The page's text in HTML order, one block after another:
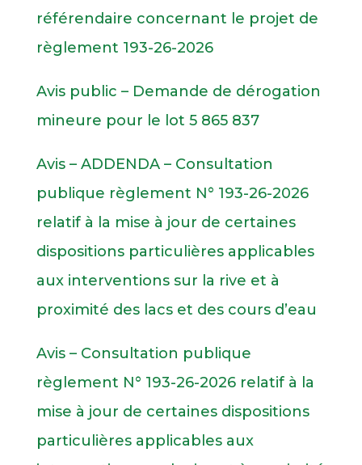
référendaire concernant le projet de
règlement 193-26-2026
Avis public – Demande de dérogation
mineure pour le lot 5 865 837
Avis – ADDENDA – Consultation
publique règlement N° 193-26-2026
relatif à la mise à jour de certaines
dispositions particulières applicables
aux interventions sur la rive et à
proximité des lacs et des cours d’eau
Avis – Consultation publique
règlement N° 193-26-2026 relatif à la
mise à jour de certaines dispositions
particulières applicables aux